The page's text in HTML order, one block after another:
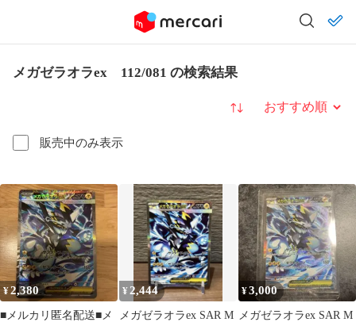
メガゼラオラex 112/081 の検索結果
販売中のみ表示
並び替え
¥2,380
■メルカリ匿名配送■メ
¥ 2,444
メガゼラオラex SAR M
¥3,000
メガゼラオラex SAR M